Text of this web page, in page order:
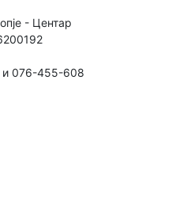
- Центар
076-455-608